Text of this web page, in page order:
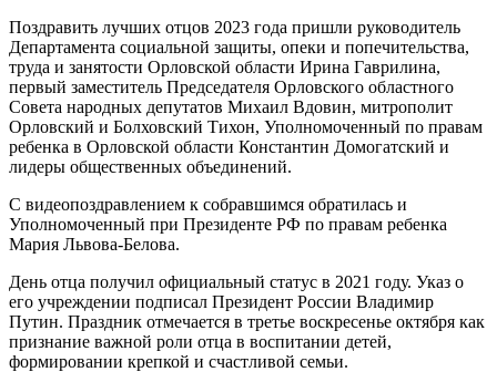
Поздравить лучших отцов 2023 года пришли руководитель
Департамента социальной защиты, опеки и попечительства,
труда и занятости Орловской области Ирина Гаврилина,
первый заместитель Председателя Орловского областного
Совета народных депутатов Михаил Вдовин, митрополит
Орловский и Болховский Тихон, Уполномоченный по правам
ребенка в Орловской области Константин Домогатский и
лидеры общественных объединений.
С видеопоздравлением к собравшимся обратилась и
Уполномоченный при Президенте РФ по правам ребенка
Мария Львова-Белова.
День отца получил официальный статус в 2021 году. Указ о
его учреждении подписал Президент России Владимир
Путин. Праздник отмечается в третье воскресенье октября как
признание важной роли отца в воспитании детей,
формировании крепкой и счастливой семьи.